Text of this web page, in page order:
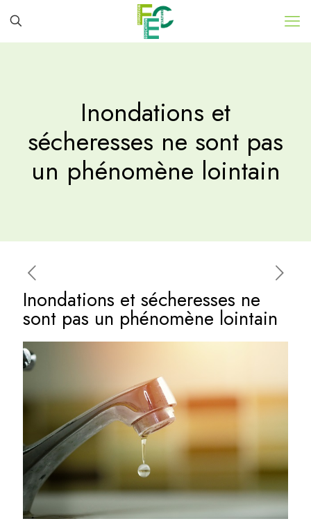
Inondations et
sécheresses ne sont pas
un phénomène lointain
Inondations et sécheresses ne
sont pas un phénomène lointain